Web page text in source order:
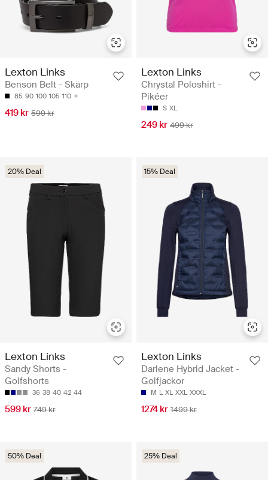
Lexton Links
Benson Belt - Skärp
85 90 100 105 110
419 kr 599 kr
Lexton Links
Chrystal Poloshirt -
Pikéer
S XL
249 kr 499 kr
20% Deal
Lexton Links
Sandy Shorts -
Golfshorts
36 38 40 42 44
599 kr 749 kr
15% Deal
Lexton Links
Darlene Hybrid Jacket -
Golfjackor
M L XL XXL XXXL
1274 kr 1499 kr
50% Deal 25% Deal